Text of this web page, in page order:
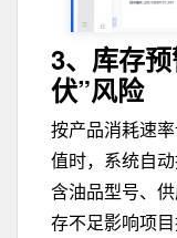
3、库存预
伏”风险
按产品消耗速
值时，系统自
含油品型号、
存不足影响项